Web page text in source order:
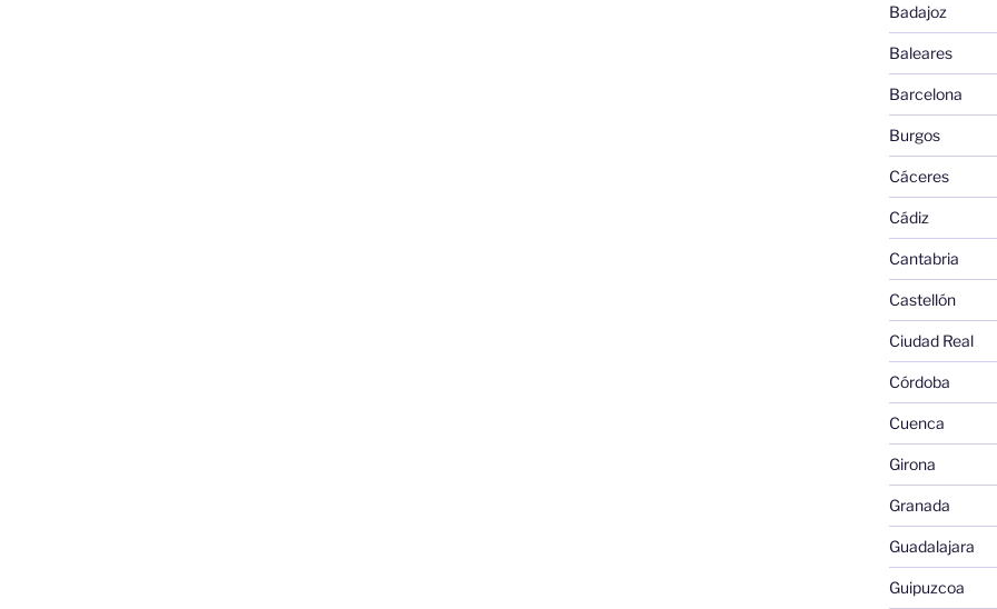
Badajoz
Baleares
Barcelona
Burgos
Cáceres
Cádiz
Cantabria
Castellón
Ciudad Real
Córdoba
Cuenca
Girona
Granada
Guadalajara
Guipuzcoa